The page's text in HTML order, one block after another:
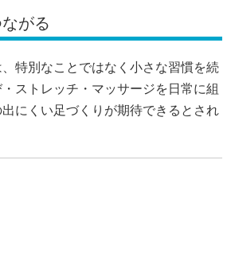
がる
特別なことではなく小さな習慣を続
ストレッチ・マッサージを日常に組
にくい足づくりが期待できるとされ